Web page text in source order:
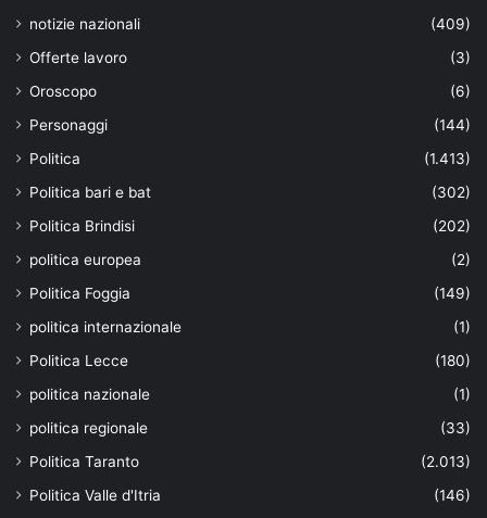
notizie nazionali
(409)
Offerte lavoro
(3)
Oroscopo
(6)
Personaggi
(144)
Politica
(1.413)
Politica bari e bat
(302)
Politica Brindisi
(202)
politica europea
(2)
Politica Foggia
(149)
politica internazionale
(1)
Politica Lecce
(180)
politica nazionale
(1)
politica regionale
(33)
Politica Taranto
(2.013)
Politica Valle d'Itria
(146)